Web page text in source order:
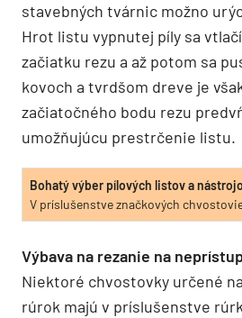
stavebných tvárnic možno
Hrot listu vypnutej píly sa
začiatku rezu a až potom sa
kovoch a tvrdšom dreve je
začiatočného bodu rezu
umožňujúcu prestrčenie listu.
Bohatý výber pílových listov a
V príslušenstve značkových
Výbava na rezanie na
Niektoré chvostovky určené
rúrok majú v príslušenstve